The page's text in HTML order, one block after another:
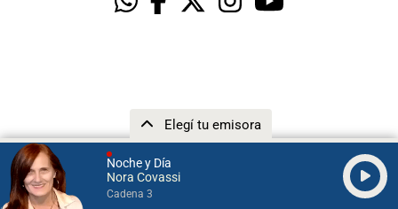
Noche y Día
Nora Covassi
Cadena 3
Elegí tu emisora